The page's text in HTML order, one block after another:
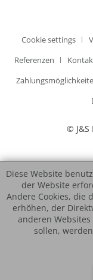
Cookie settings
Referenzen
© J&S
Diese Website
der Website
Andere Cookies, die
erhöhen, der
anderen
sollen,